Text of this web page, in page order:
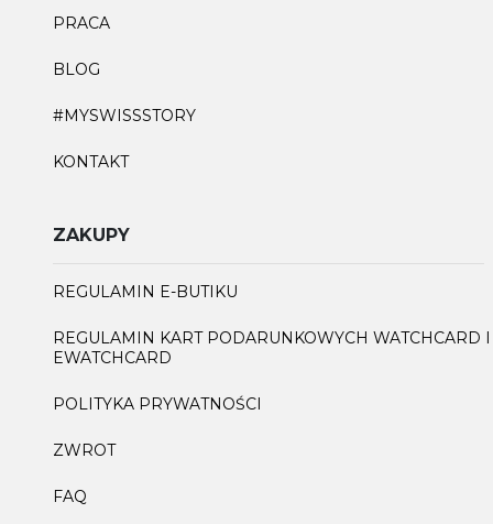
PRACA
BLOG
#MYSWISSSTORY
KONTAKT
ZAKUPY
REGULAMIN E-BUTIKU
REGULAMIN KART PODARUNKOWYCH WATCHCARD I
EWATCHCARD
POLITYKA PRYWATNOŚCI
ZWROT
FAQ